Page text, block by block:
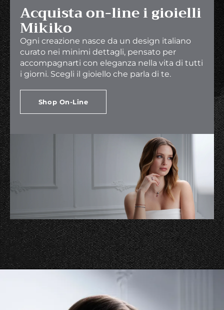
Acquista on-line i gioielli
Mikiko
Ogni creazione nasce da un design italiano
curato nei minimi dettagli, pensato per
accompagnarti con eleganza nella vita di tutti
i giorni. Scegli il gioiello che parla di te.
Shop On-Line